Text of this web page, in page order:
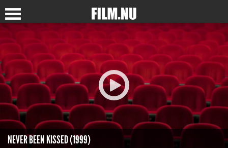
NEVER BEEN KISSED (1999)